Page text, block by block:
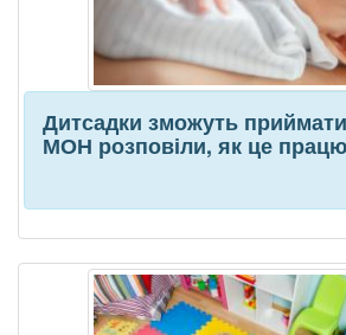
Дитсадки зможуть
МОН розповіли, як це